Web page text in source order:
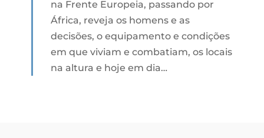
na Frente Europeia, passando por
África, reveja os homens e as
decisões, o equipamento e condições
em que viviam e combatiam, os locais
na altura e hoje em dia…